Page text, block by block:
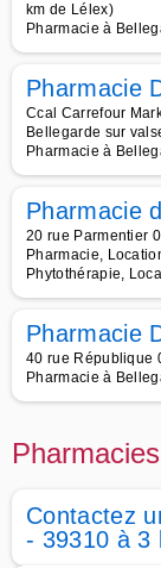
km de Lélex)
Pharmacie à
Pharmacie
Ccal Carrefour
Bellegarde sur
Pharmacie à
Pharmacie
20 rue Parmentier
Pharmacie,
Phytothérapie, Loca
Pharmacie
40 rue République
Pharmacie à
Contactez
- 39310 à 3